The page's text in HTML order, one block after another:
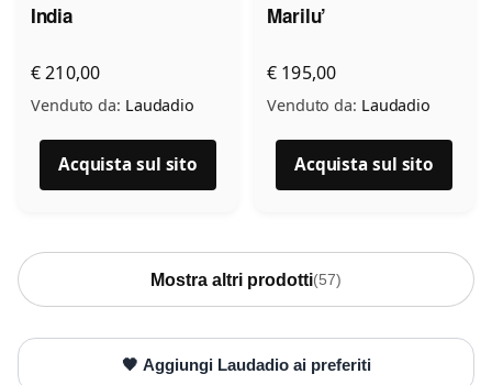
India
€ 210,00
Venduto da: Laudadio
Acquista sul sito
Marilu’
€ 195,00
Venduto da: Laudadio
Acquista sul sito
Mostra altri prodotti(57)
🖤 Aggiungi Laudadio ai preferiti
Accetto l’informativa privacy
Minimo 20 caratteri
0 / 2000
Invia messaggio